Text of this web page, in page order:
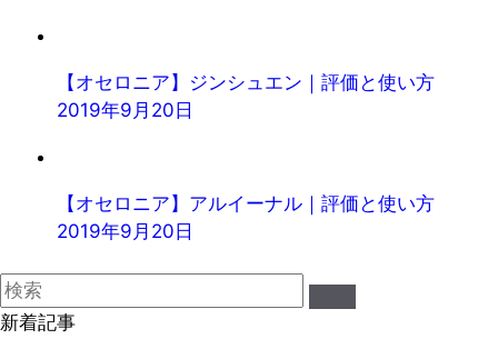
【オセロニア】ジンシュエン｜評価と使い方
2019年9月20日
【オセロニア】アルイーナル｜評価と使い方
2019年9月20日
新着記事